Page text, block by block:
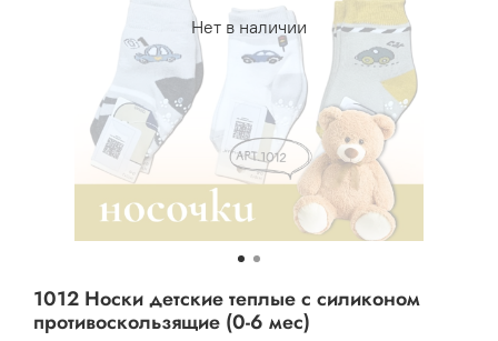
Нет в наличии
1012 Носки детские теплые с силиконом
противоскользящие (0-6 мес)